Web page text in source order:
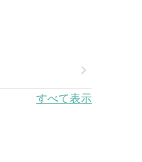
chevron_right
すべて表示